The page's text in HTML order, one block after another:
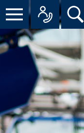
Menü Alle